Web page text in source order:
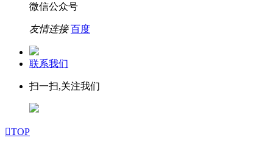
微信公众号
友情连接 百度
联系我们
扫一扫,关注我们
TOP